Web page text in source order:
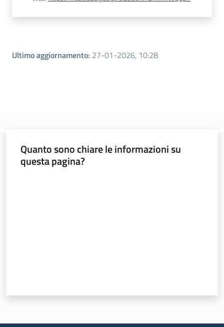
Ultimo aggiornamento: 27-01-2026, 10:28
Quanto sono chiare le informazioni su
questa pagina?